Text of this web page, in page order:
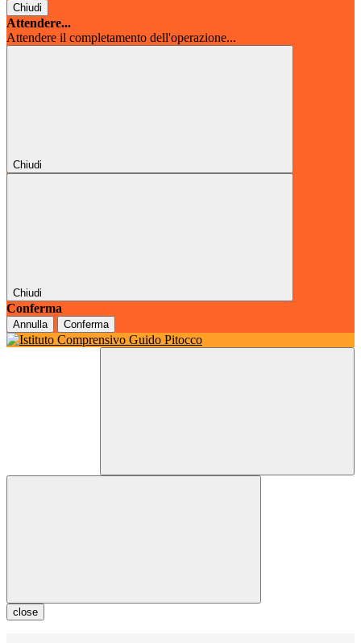
Chiudi
Attendere...
Attendere il completamento dell'operazione...
Chiudi
Chiudi
Conferma
Annulla Conferma
close